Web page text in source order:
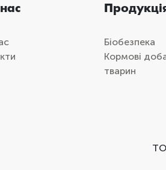
Біобезпека
Кормові
тварин